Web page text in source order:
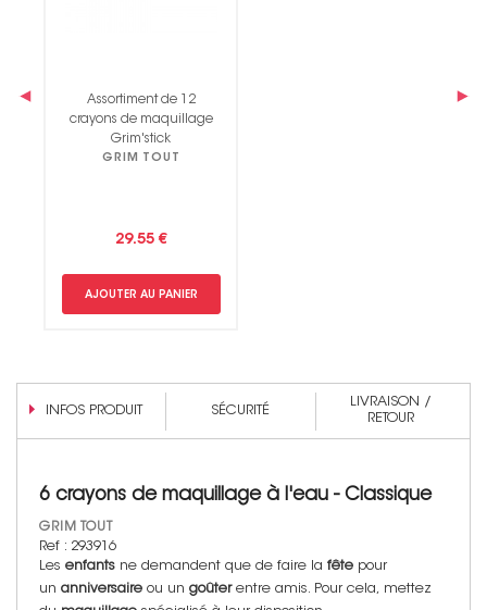
Assortiment de 12
crayons de maquillage
Grim'stick
GRIM TOUT
29.55 €
AJOUTER AU PANIER
‹ ›
INFOS PRODUIT SÉCURITÉ
LIVRAISON /
RETOUR
6 crayons de maquillage à l'eau - Classique
GRIM TOUT
Ref : 293916
Les enfants ne demandent que de faire la fête pour
un anniversaire ou un goûterentre amis. Pour cela, mettez